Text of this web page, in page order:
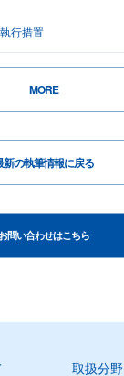
行措置
MORE
新の執筆情報に戻る
問い合わせはこちら
取扱分野